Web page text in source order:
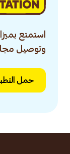
استمتع
وتوصيل
حمل